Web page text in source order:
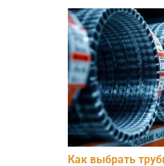
Как выбрать